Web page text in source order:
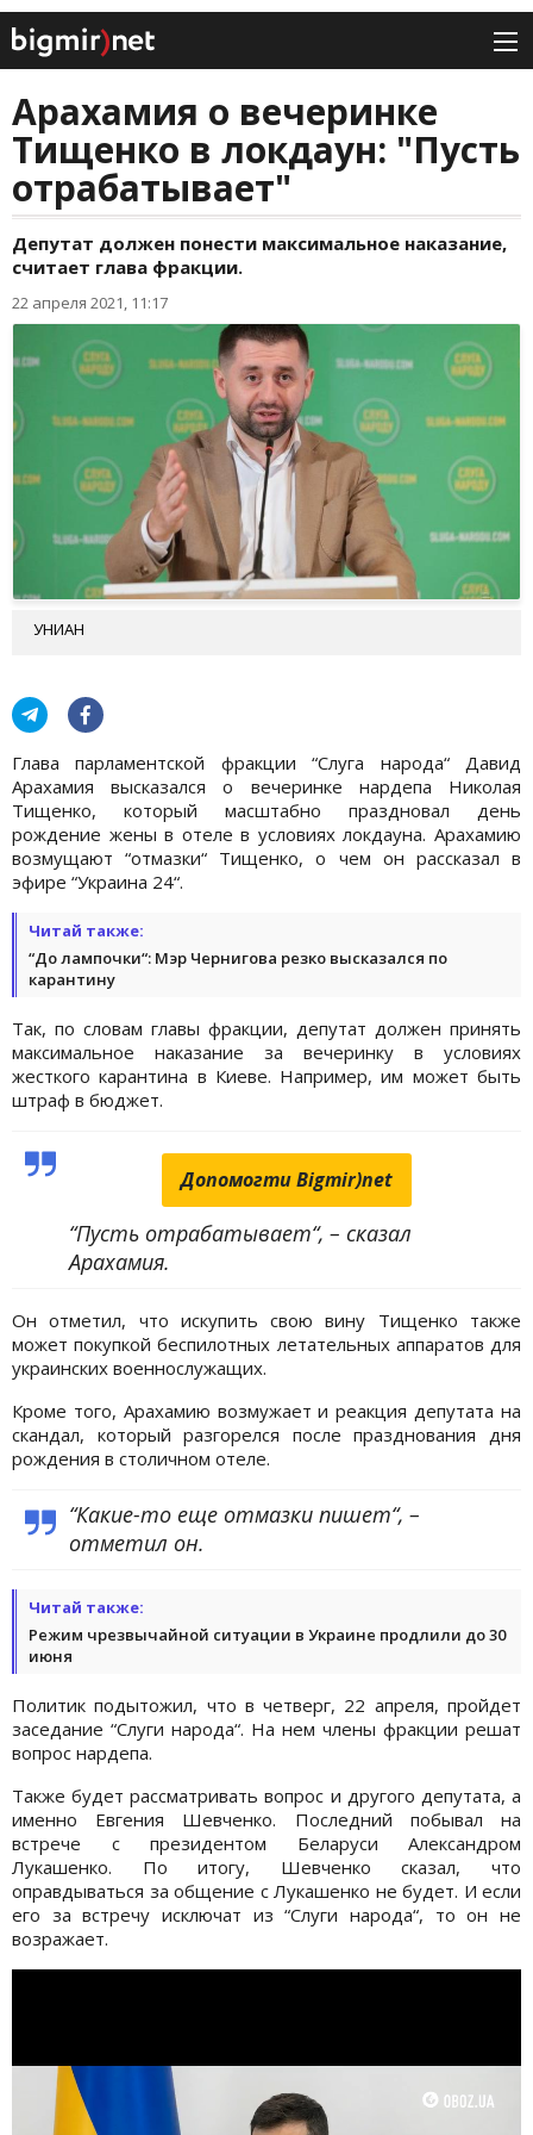
Арахамия о вечеринке
Тищенко в локдаун: "Пусть
отрабатывает"
Депутат должен понести максимальное наказание,
считает глава фракции.
22 апреля 2021, 11:17
УНИАН
Глава парламентской фракции “Слуга народа“ Давид
Арахамия высказался о вечеринке нардепа Николая
Тищенко, который масштабно праздновал день
рождение жены в отеле в условиях локдауна. Арахамию
возмущают “отмазки“ Тищенко, о чем он рассказал в
эфире “Украина 24“.
Читай также:
“До лампочки“: Мэр Чернигова резко высказался по
карантину
Так, по словам главы фракции, депутат должен принять
максимальное наказание за вечеринку в условиях
жесткого карантина в Киеве. Например, им может быть
штраф в бюджет.
Допомогти Bigmir)net
“Пусть отрабатывает“, – сказал
Арахамия.
Он отметил, что искупить свою вину Тищенко также
может покупкой беспилотных летательных аппаратов для
украинских военнослужащих.
Кроме того, Арахамию возмужает и реакция депутата на
скандал, который разгорелся после празднования дня
рождения в столичном отеле.
“Какие-то еще отмазки пишет“, –
отметил он.
Читай также:
Режим чрезвычайной ситуации в Украине продлили до 30
июня
Политик подытожил, что в четверг, 22 апреля, пройдет
заседание “Слуги народа“. На нем члены фракции решат
вопрос нардепа.
Также будет рассматривать вопрос и другого депутата, а
именно Евгения Шевченко. Последний побывал на
встрече с президентом Беларуси Александром
Лукашенко. По итогу, Шевченко сказал, что
оправдываться за общение с Лукашенко не будет. И если
его за встречу исключат из “Слуги народа“, то он не
возражает.